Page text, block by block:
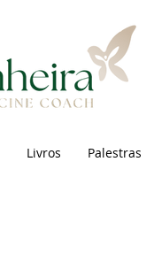
Livros Palestras